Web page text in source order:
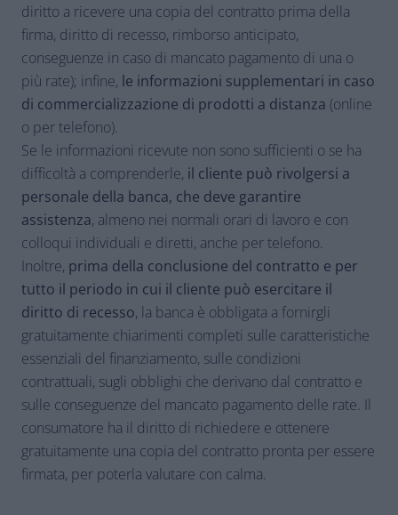
diritto a ricevere una copia del contratto prima della
firma, diritto di recesso, rimborso anticipato,
conseguenze in caso di mancato pagamento di una o
più rate); infine, le informazioni supplementari in caso
di commercializzazione di prodotti a distanza (online
o per telefono).
Se le informazioni ricevute non sono sufficienti o se ha
difficoltà a comprenderle, il cliente può rivolgersi a
personale della banca, che deve garantire
assistenza, almeno nei normali orari di lavoro e con
colloqui individuali e diretti, anche per telefono.
Inoltre, prima della conclusione del contratto e per
tutto il periodo in cui il cliente può esercitare il
diritto di recesso, la banca è obbligata a fornirgli
gratuitamente chiarimenti completi sulle caratteristiche
essenziali del finanziamento, sulle condizioni
contrattuali, sugli obblighi che derivano dal contratto e
sulle conseguenze del mancato pagamento delle rate. Il
consumatore ha il diritto di richiedere e ottenere
gratuitamente una copia del contratto pronta per essere
firmata, per poterla valutare con calma.